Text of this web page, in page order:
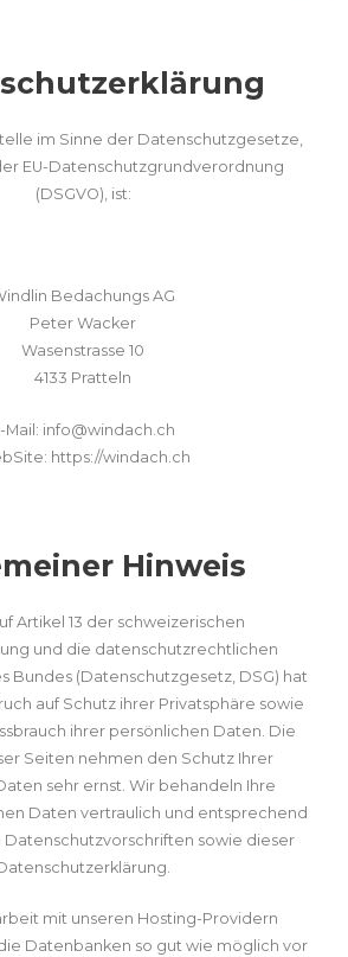
im Sinne der Datenschutzgesetze,
EU-Datenschutzgrundverordnung
(DSGVO), ist:
Bedachungs AG
Peter Wacker
Wasenstrasse 10
4133 Pratteln
Mail: hc.hcadniw
@ofni
https://windach.ch
Hinweis
Artikel 13 der schweizerischen
und die datenschutzrechtlichen
Bundes (Datenschutzgesetz, DSG) hat
auf Schutz ihrer Privatsphäre sowie
ihrer persönlichen Daten. Die
Seiten nehmen den Schutz Ihrer
sehr ernst. Wir behandeln Ihre
Daten vertraulich und entsprechend
sowie dieser
mit unseren Hosting-Providern
Datenbanken so gut wie möglich vor